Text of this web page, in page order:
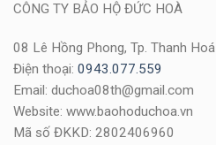
CÔNG TY BẢO HỘ ĐỨC HOÀ
08 Lê Hồng Phong, Tp. Thanh Hoá
Điện thoại: 0943.077.559
Email: duchoa08th@gmail.com
Website: www.baohoduchoa.vn
Mã số ĐKKD: 2802406960